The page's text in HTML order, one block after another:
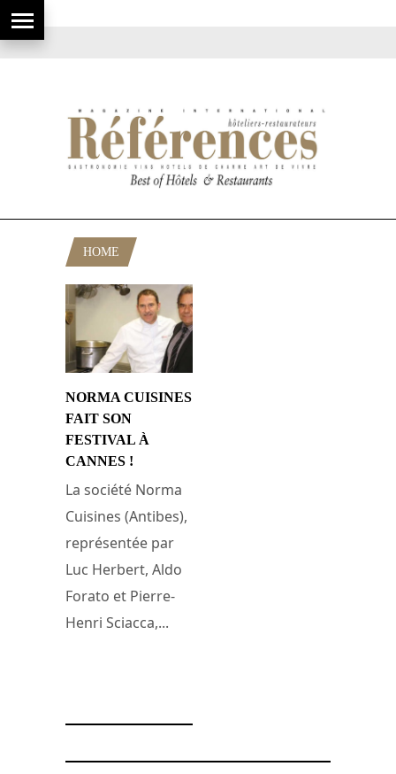
HOME
NORMA CUISINES
FAIT SON
FESTIVAL À
CANNES !
La société Norma
Cuisines (Antibes),
représentée par
Luc Herbert, Aldo
Forato et Pierre-
Henri Sciacca,...